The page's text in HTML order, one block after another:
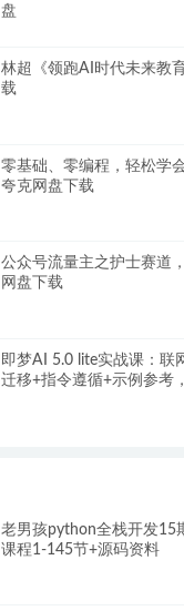
盘
林超《领跑AI时代未来教
载
零基础、零编程，轻松学
夸克网盘下载
公众号流量主之护士赛道
网盘下载
即梦AI 5.0 lite实战课：联
迁移+指令遵循+示例参考
老男孩python全栈开发15
课程1-145节+源码资料